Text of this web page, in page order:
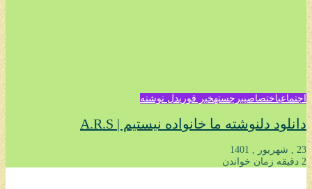
اجتماعیاختصاصیبرجستهخبر فوریدل نوشته
دانلود دلنوشته ما خانواده نیستیم | A.R.S
23 , شهریور , 1401
2 دقیقه زمان خواندن